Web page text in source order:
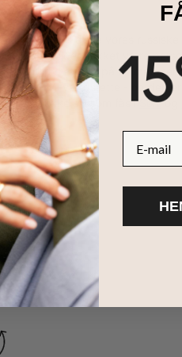
Hun vil elske vores
til nye højder, takket være
gult guld, hænger på en
mor vil værdsætte - og den
smukke stil som fås i Sølvog